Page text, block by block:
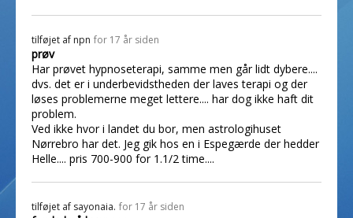
tilføjet af npn for 17 år siden
prøv
Har prøvet hypnoseterapi, samme men går lidt dybere....
dvs. det er i underbevidstheden der laves terapi og der
løses problemerne meget lettere.... har dog ikke haft dit
problem.
Ved ikke hvor i landet du bor, men astrologihuset
Nørrebro har det. Jeg gik hos en i Espegærde der hedder
Helle.... pris 700-900 for 1.1/2 time....
tilføjet af sayonaia. for 17 år siden